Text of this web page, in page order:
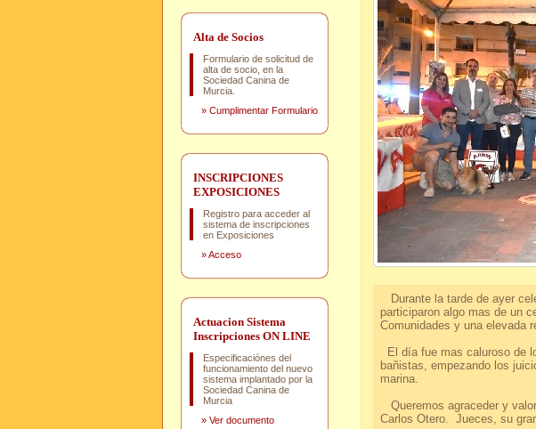
Alta de Socios
Formulario de solicitud de
alta de socio, en la
Sociedad Canina de
Murcia.
» Cumplimentar Formulario
INSCRIPCIONES
EXPOSICIONES
Registro para acceder al
sistema de inscripciones
en Exposiciones
»Acceso
Actuacion Sistema
Inscripciones ON LINE
Especificaciónes del
funcionamiento del nuevo
sistema implantado por la
Sociedad Canina de
Murcia
» Ver documento
Durante la tarde de ayer
participaron algo mas de un
Comunidades y una elevada
El día fue mas caluroso de
bañistas, empezando los
marina.
Queremos agraceder y
Carlos Otero. Jueces, su